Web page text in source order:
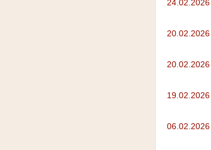
24.02.2026
20.02.2026
20.02.2026
19.02.2026
06.02.2026